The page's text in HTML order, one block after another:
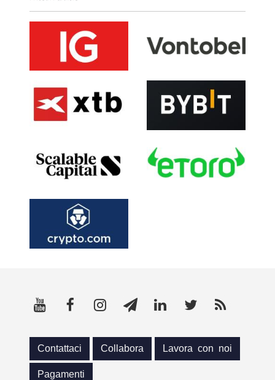
Contattaci Collabora Lavora con noi
Pagamenti